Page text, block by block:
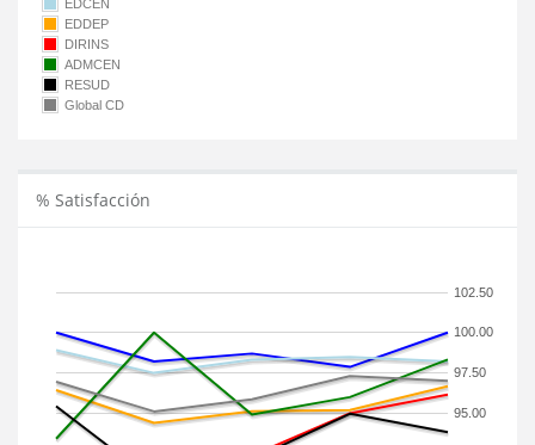
EDCEN
EDDEP
DIRINS
ADMCEN
RESUD
Global CD
% Satisfacción
95.00
97.50
100.00
102.50